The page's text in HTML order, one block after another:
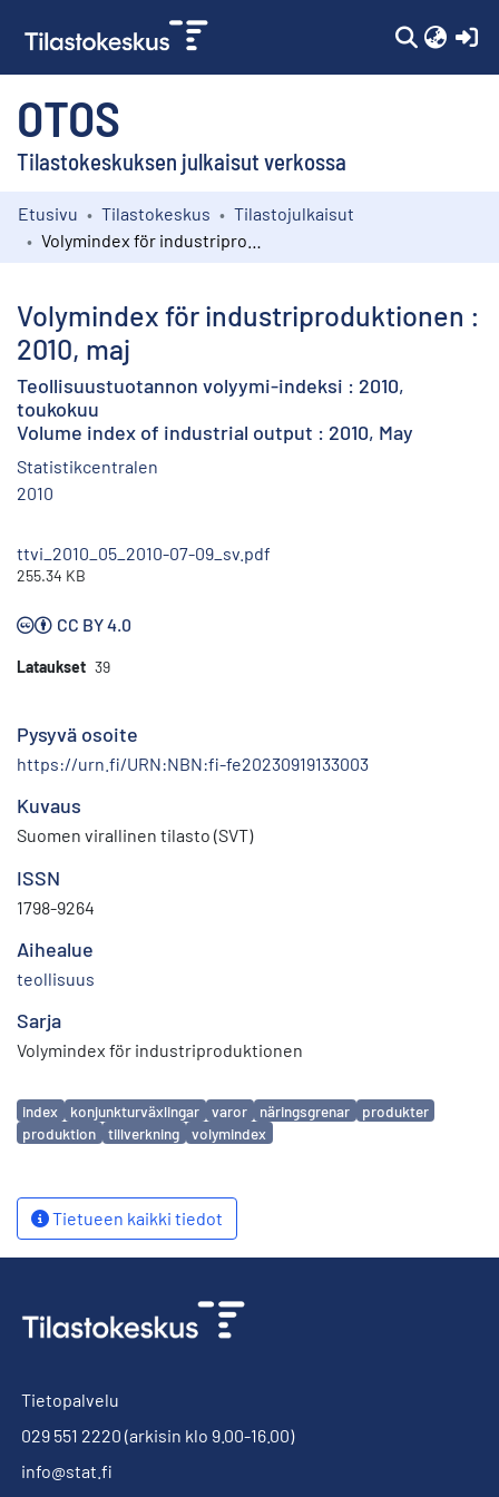
OTOS
Tilastokeskuksen julkaisut verkossa
Kokoelmat
Etusivu Tilastokeskus
Tilastojulkaisut
Volymindex för industriproduktionen :
2010, maj
Teollisuustuotannon volyymi-indeksi : 2010,
toukokuu
Volume index of industrial output : 2010, May
Statistikcentralen
2010
ttvi_2010_05_2010-07-09_sv.pdf
255.34 KB
CC BY 4.0
Lataukset 39
Pysyvä osoite
https://urn.fi/URN:NBN:fi-fe20230919133003
Kuvaus
Suomen virallinen tilasto (SVT)
ISSN
1798-9264
Aihealue
teollisuus
Sarja
Volymindex för industriproduktionen
Avainsanat
index konjunkturväxlingar varor näringsgrenar
produkter
produktion
tillverkning volymindex
Tietueen kaikki tiedot
Tietopalvelu
029 551 2220 (arkisin klo 9.00-16.00)
info@stat.fi